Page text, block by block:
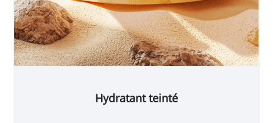
Hydratant teinté